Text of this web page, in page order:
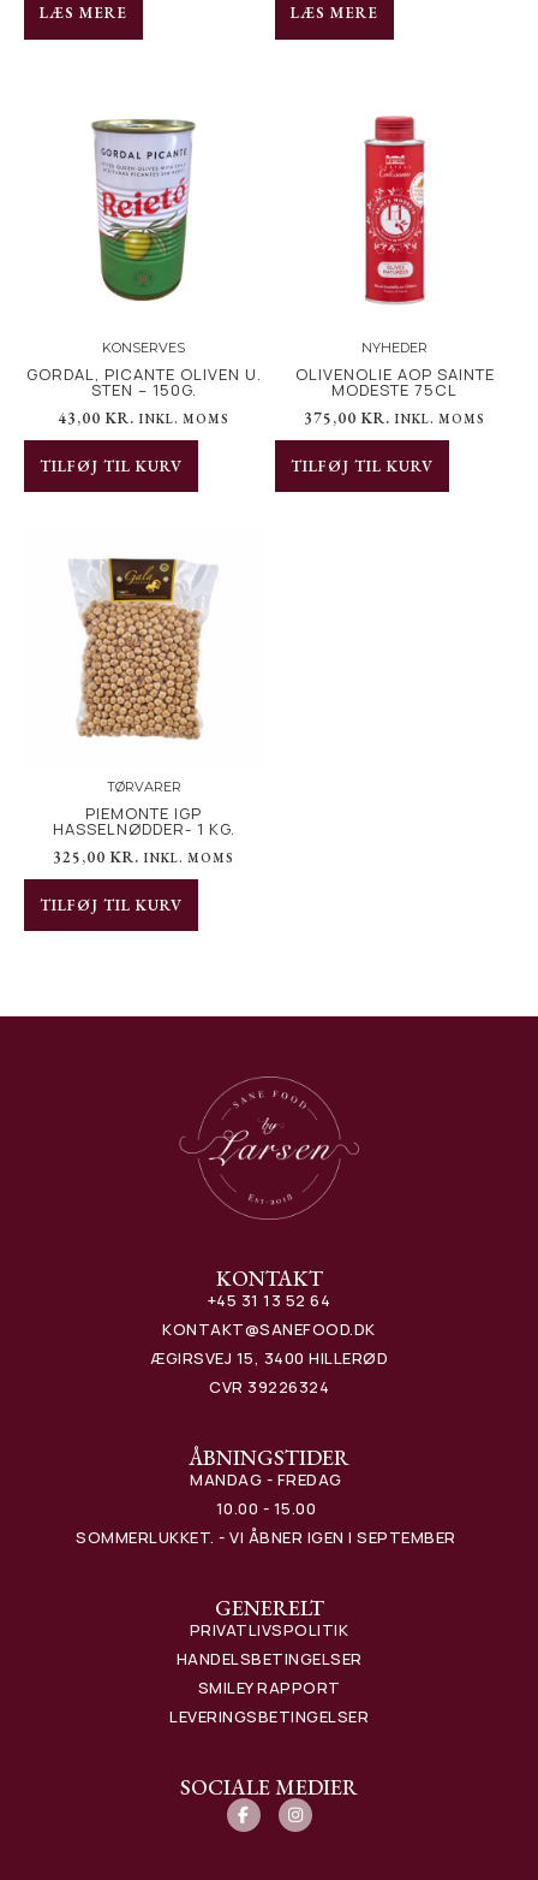
LÆS MERE LÆS MERE
KONSERVES
GORDAL, PICANTE OLIVEN U.
STEN – 150G.
43,00 KR. INKL. MOMS
TILFØJ TIL KURV
NYHEDER
OLIVENOLIE AOP SAINTE
MODESTE 75CL
375,00 KR. INKL. MOMS
TILFØJ TIL KURV
TØRVARER
PIEMONTE IGP
HASSELNØDDER- 1 KG.
325,00 KR. INKL. MOMS
TILFØJ TIL KURV
KONTAKT
+45 31 13 52 64
KONTAKT@SANEFOOD.DK
ÆGIRSVEJ 15, 3400 HILLERØD
CVR 39226324
ÅBNINGSTIDER
MANDAG - FREDAG
10.00 - 15.00
SOMMERLUKKET. - VI ÅBNER IGEN I SEPTEMBER
GENERELT
PRIVATLIVSPOLITIK
HANDELSBETINGELSER
SMILEY RAPPORT
LEVERINGSBETINGELSER
SOCIALE MEDIER